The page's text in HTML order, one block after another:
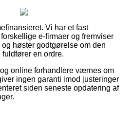
Vi har et fast
e-firmaer og fremviser
høster godtgørelse om den
en ordre.
online forhandlere værnes om
ingen garanti imod justeringer
siden seneste opdatering af